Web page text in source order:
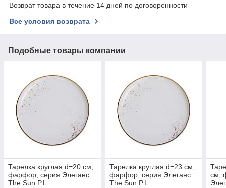
Возврат товара в течение 14 дней по договоренности
Все условия возврата
Подобные товары компании
Тарелка круглая d=20 см,
фарфор, серия Элеганс
The Sun P.L.
Тарелка круглая d=23 см,
фарфор, серия Элеганс
The Sun P.L.
см,